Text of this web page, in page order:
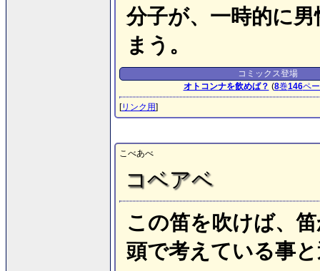
分子が、一時的に
まう。
コミックス登場
オトコンナを飲めば？ (8巻146ペ
[リンク用]
こべあべ
コベアベ
この笛を吹けば、
頭で考えている事